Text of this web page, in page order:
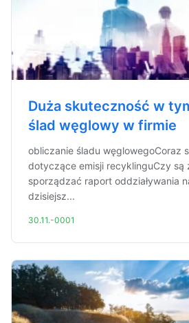
Duża skuteczność w
ślad węglowy w firmie
obliczanie śladu węglowegoCoraz
dotyczące emisji recyklinguCzy są
sporządzać raport oddziaływania
dzisiejsz...
30.11.-0001